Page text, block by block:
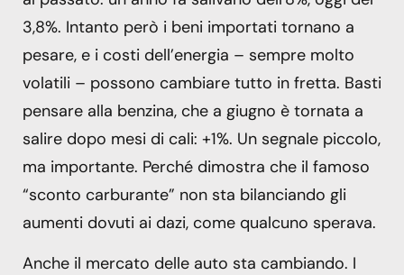
3,8%. Intanto però i beni importati tornano a
pesare, e i costi dell’energia – sempre molto
volatili – possono cambiare tutto in fretta. Basti
pensare alla benzina, che a giugno è tornata a
salire dopo mesi di cali: +1%. Un segnale piccolo,
ma importante. Perché dimostra che il famoso
“sconto carburante” non sta bilanciando gli
aumenti dovuti ai dazi, come qualcuno sperava.
Anche il mercato delle auto sta cambiando. I